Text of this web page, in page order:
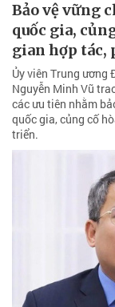
Bảo vệ vững
quốc gia,
gian hợp tác,
Ủy viên Trung ương
Nguyễn Minh Vũ
các ưu tiên nhằm
quốc gia, củng cố
triển.